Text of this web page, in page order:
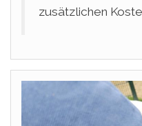
zusätzlichen